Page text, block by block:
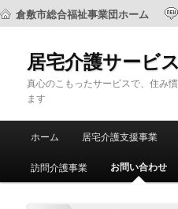
倉敷市総合福祉事業団ホーム
居宅介護サービ
真心のこもったサービスで、住み
ます
メ
メ
イ
サ
ブ
ホーム 居宅介護支援事業
訪問介護事業 お問い合わせ